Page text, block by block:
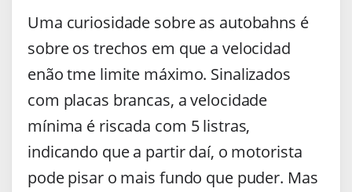
Uma curiosidade sobre as autobahns é
sobre os trechos em que a velocidad
enão tme limite máximo. Sinalizados
com placas brancas, a velocidade
mínima é riscada com 5 listras,
indicando que a partir daí, o motorista
pode pisar o mais fundo que puder. Mas